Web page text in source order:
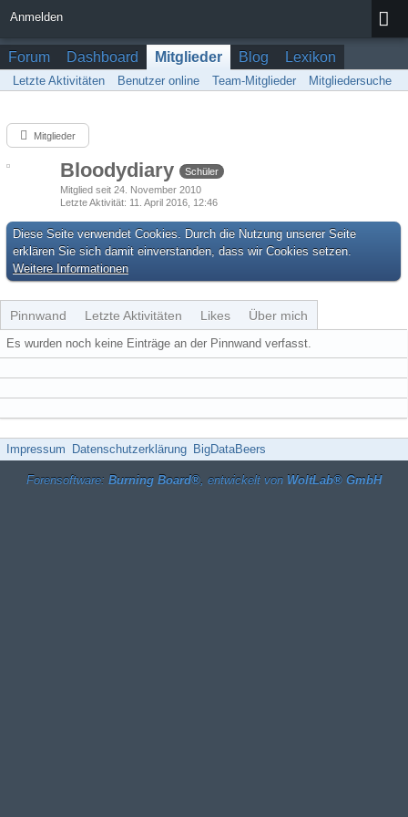
Anmelden
Forum Dashboard Mitglieder Blog Lexikon
Letzte Aktivitäten Benutzer online Team-Mitglieder Mitgliedersuche
Mitglieder
Bloodydiary
Schüler
Mitglied seit 24. November 2010
Letzte Aktivität 11. April 2016, 12:46
Diese Seite verwendet Cookies. Durch die Nutzung unserer Seite
erklären Sie sich damit einverstanden, dass wir Cookies setzen.
Weitere Informationen
Pinnwand Letzte Aktivitäten Likes Über mich
Es wurden noch keine Einträge an der Pinnwand verfasst.
Impressum Datenschutzerklärung BigDataBeers
Forensoftware: Burning Board®, entwickelt von WoltLab® GmbH